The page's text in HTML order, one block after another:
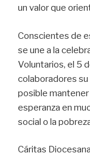
un valor que
Conscientes de
se une a la
Voluntarios, el 5
colaboradores su
posible mantener
esperanza en
social o la
Cáritas